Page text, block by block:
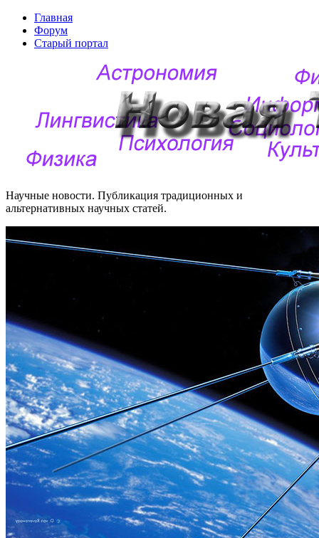
Главная
Форум
Старый портал
Научные новости. Публикация традиционных и
альтернативных научных статей.